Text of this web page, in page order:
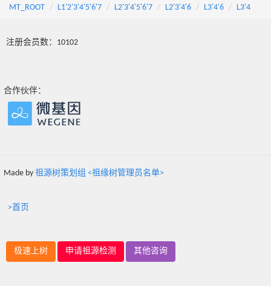
MT_ROOT L1'2'3'4'5'6'7 L2'3'4'5'6'7 L2'3'4'6 L3'4'6 L3'4
注册会员数：10102
合作伙伴：
Made by 祖源树策划组 <祖缘树管理员名单>
>首页
极速上树 申请祖源检测 其他咨询